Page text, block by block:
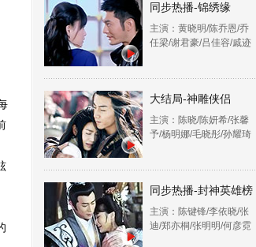
同步热播-锦绣缘
主演：黄晓明/陈乔恩/乔
任梁/谢君豪/吕佳容/戚迹
大结局-神雕侠侣
主演：陈晓/陈妍希/张馨
予/杨明娜/毛晓彤/孙耀琦
同步热播-封神英雄榜
主演：陈键锋/李依晓/张
迪/郑亦桐/张明明/何彦霓